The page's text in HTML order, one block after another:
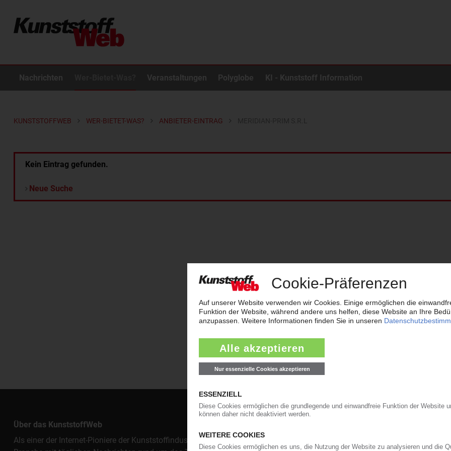
Nachrichten Veranstaltungen Polyglobe KI - Kunststoff Information
KUNSTSTOFFWEB WER-BIETET-WAS? ANBIETER-EINTRAG
Kein Eintrag gefunden.
Neue Suche
Über das KunststoffWeb
Als einer der Internet-Pioniere der Kunststoffindustrie versorgt das KunststoffWeb bereits seit 1996 die Fach- und